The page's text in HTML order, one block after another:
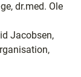
dr.med. Ole
Jacobsen,